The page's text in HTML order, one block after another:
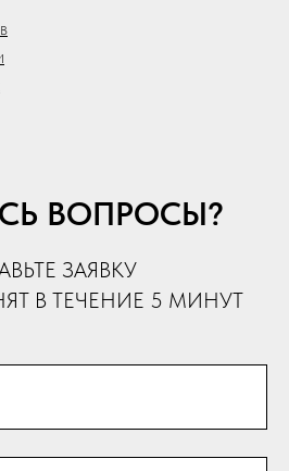
ВОПРОСЫ?
ЗАЯВКУ
В ТЕЧЕНИЕ 5 МИНУТ